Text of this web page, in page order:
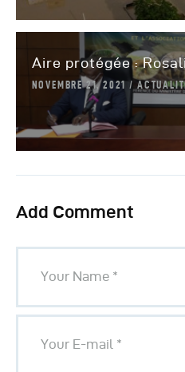
Aire protégée :
NOVEMBRE 21, 2021
Add Comment